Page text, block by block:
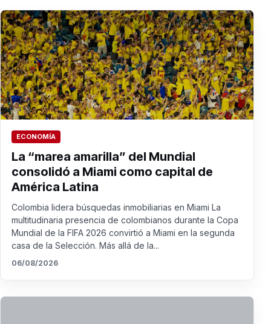
ECONOMÍA
La “marea amarilla” del Mundial
consolidó a Miami como capital de
América Latina
Colombia lidera búsquedas inmobiliarias en Miami La
multitudinaria presencia de colombianos durante la Copa
Mundial de la FIFA 2026 convirtió a Miami en la segunda
casa de la Selección. Más allá de la...
06/08/2026